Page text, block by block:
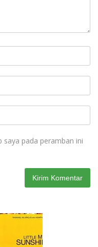
saya pada peramban ini